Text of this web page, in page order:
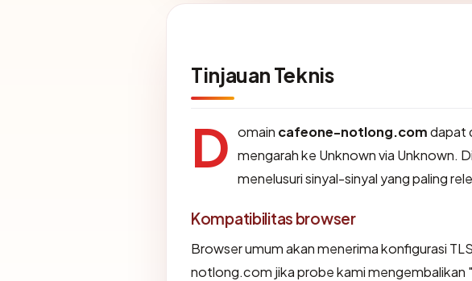
Tinjauan Teknis
D omain cafeone-notlong.comdapat
mengarah ke Unknown via Unknown.
menelusuri sinyal-sinyal yang paling
Kompatibilitas browser
Browser umum akan menerima konfigurasi
notlong.com jika probe kami mengembalikan